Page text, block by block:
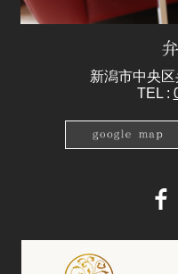
新潟市中央
TEL :